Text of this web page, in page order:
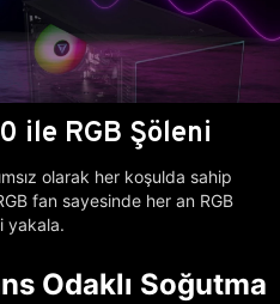
ile RGB Şöleni
olarak her koşulda sahip
fan sayesinde her an RGB
yakala.
Odaklı Soğutma